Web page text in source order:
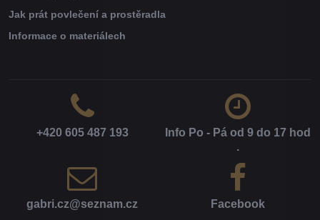
Jak prát povlečení a prostěradla
Informace o materiálech
+420 605 487 193
Info Po - Pá od 9 do 17 hod​
.
gabri​.cz​@seznam​.cz Facebook